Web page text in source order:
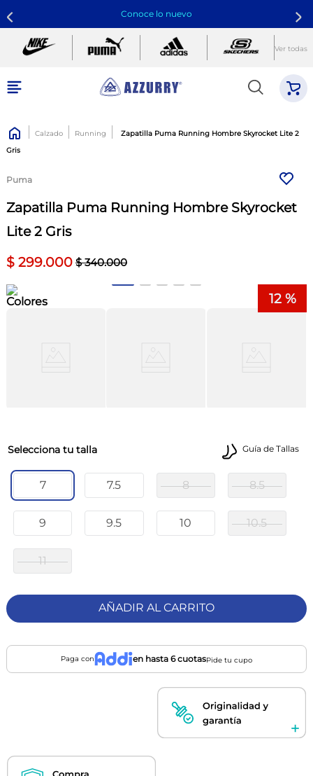
Conoce lo nuevo
Ver todas
Calzado Running
Zapatilla Puma Running Hombre Skyrocket Lite 2
Gris
Puma
Zapatilla Puma Running Hombre Skyrocket
Lite 2 Gris
$ 299.000 $ 340.000
12 %
Colores
Guía de Tallas
talla
10 10.5
11
7 7.5 8 8.5
9 9.5
AÑADIR AL CARRITO
Paga con en hasta 6 cuotasPide tu cupo